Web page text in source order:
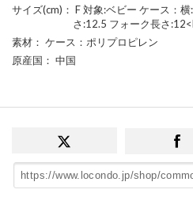
サイズ(cm) ： F 対象:ベビー ケース：
さ:12.5 フォーク長さ
素材 ： ケース：ポリプロピレン
原産国 ： 中国